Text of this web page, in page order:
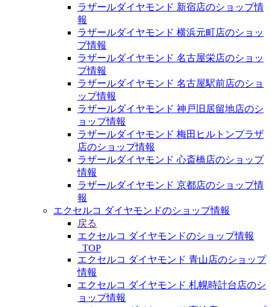
ラザールダイヤモンド 新宿店のショップ情
報
ラザールダイヤモンド 横浜元町店のショッ
プ情報
ラザールダイヤモンド 名古屋栄店のショッ
プ情報
ラザールダイヤモンド 名古屋駅前店のショ
ップ情報
ラザールダイヤモンド 神戸旧居留地店のシ
ョップ情報
ラザールダイヤモンド 梅田ヒルトンプラザ
店のショップ情報
ラザールダイヤモンド 心斎橋店のショップ
情報
ラザールダイヤモンド 京都店のショップ情
報
エクセルコ ダイヤモンドのショップ情報
戻る
エクセルコ ダイヤモンドのショップ情報
_TOP
エクセルコ ダイヤモンド 青山店のショップ
情報
エクセルコ ダイヤモンド 札幌時計台店のシ
ョップ情報